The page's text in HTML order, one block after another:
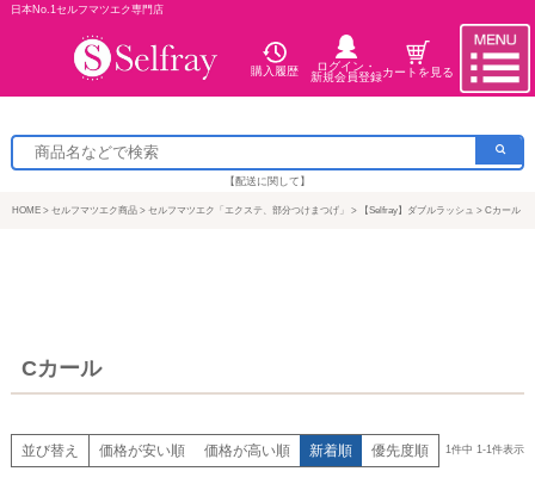
日本No.1セルフマツエク専門店
購入履歴
ログイン・
新規会員登録カートを見る
【配送に関して】
HOME セルフマツエク商品 セルフマツエク「エクステ、部分つけまつげ」 【Selfray】ダブルラッシュ Cカール
Cカール
並び替え 価格が安い順 価格が高い順 新着順 優先度順 1件中 1-1件表示